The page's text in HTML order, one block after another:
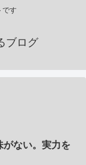
です
ブログ
がない。実力を